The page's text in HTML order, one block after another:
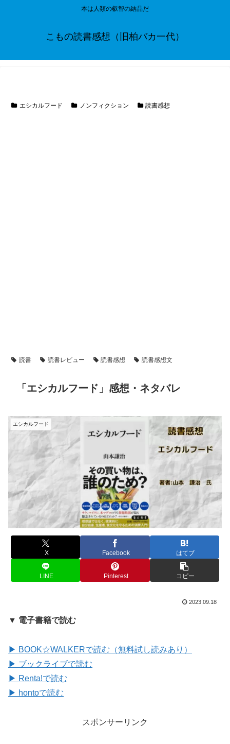
本は人類の叡智の結晶だ
こもの読書感想（旧柏バカ一代）
エシカルフード ノンフィクション 読書感想
読書 読書レビュー 読書感想 読書感想文
「エシカルフード」感想・ネタバレ
エシカルフード
X Facebook はてブ
LINE Pinterest コピー
2023.09.18
▼ 電子書籍で読む
▶ BOOK☆WALKERで読む（無料試し読みあり）
▶ ブックライブで読む
▶ Renta!で読む
▶ hontoで読む
スポンサーリンク